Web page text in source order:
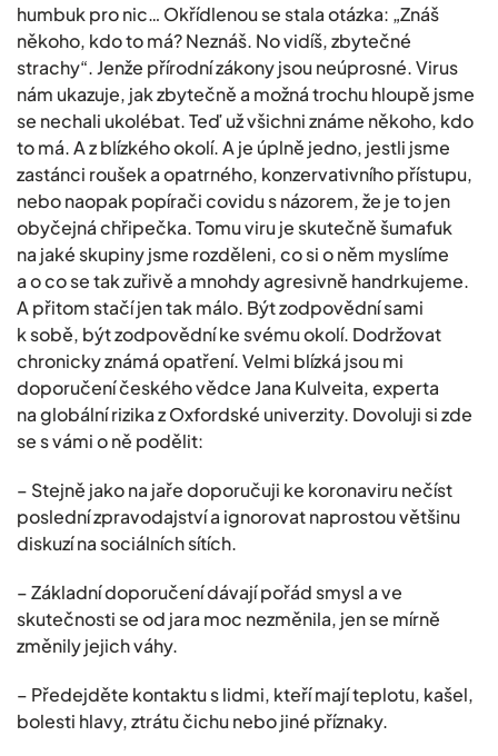
humbuk pro nic… Okřídlenou se stala otázka: „Znáš
někoho, kdo to má? Neznáš. No vidíš, zbytečné
strachy“. Jenže přírodní zákony jsou neúprosné. Virus
nám ukazuje, jak zbytečně a možná trochu hloupě jsme
se nechali ukolébat. Teď už všichni známe někoho, kdo
to má. A z blízkého okolí. A je úplně jedno, jestli jsme
zastánci roušek a opatrného, konzervativního přístupu,
nebo naopak popírači covidu s názorem, že je to jen
obyčejná chřipečka. Tomu viru je skutečně šumafuk
na jaké skupiny jsme rozděleni, co si o něm myslíme
a o co se tak zuřivě a mnohdy agresivně handrkujeme.
A přitom stačí jen tak málo. Být zodpovědní sami
k sobě, být zodpovědní ke svému okolí. Dodržovat
chronicky známá opatření. Velmi blízká jsou mi
doporučení českého vědce Jana Kulveita, experta
na globální rizika z Oxfordské univerzity. Dovoluji si zde
se s vámi o ně podělit:
– Stejně jako na jaře doporučuji ke koronaviru nečíst
poslední zpravodajství a ignorovat naprostou většinu
diskuzí na sociálních sítích.
– Základní doporučení dávají pořád smysl a ve
skutečnosti se od jara moc nezměnila, jen se mírně
změnily jejich váhy.
– Předejděte kontaktu s lidmi, kteří mají teplotu, kašel,
bolesti hlavy, ztrátu čichu nebo jiné příznaky.